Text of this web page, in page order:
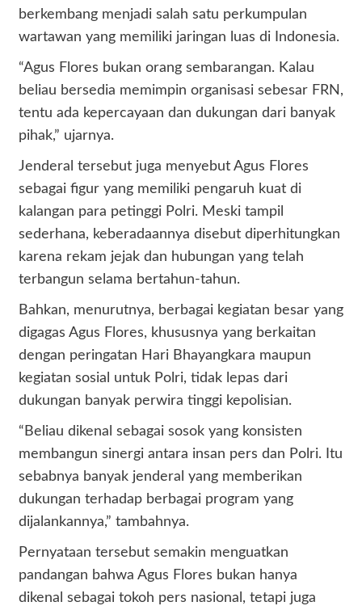
berkembang menjadi salah satu perkumpulan
wartawan yang memiliki jaringan luas di Indonesia.
“Agus Flores bukan orang sembarangan. Kalau
beliau bersedia memimpin organisasi sebesar FRN,
tentu ada kepercayaan dan dukungan dari banyak
pihak,” ujarnya.
Jenderal tersebut juga menyebut Agus Flores
sebagai figur yang memiliki pengaruh kuat di
kalangan para petinggi Polri. Meski tampil
sederhana, keberadaannya disebut diperhitungkan
karena rekam jejak dan hubungan yang telah
terbangun selama bertahun-tahun.
Bahkan, menurutnya, berbagai kegiatan besar yang
digagas Agus Flores, khususnya yang berkaitan
dengan peringatan Hari Bhayangkara maupun
kegiatan sosial untuk Polri, tidak lepas dari
dukungan banyak perwira tinggi kepolisian.
“Beliau dikenal sebagai sosok yang konsisten
membangun sinergi antara insan pers dan Polri. Itu
sebabnya banyak jenderal yang memberikan
dukungan terhadap berbagai program yang
dijalankannya,” tambahnya.
Pernyataan tersebut semakin menguatkan
pandangan bahwa Agus Flores bukan hanya
dikenal sebagai tokoh pers nasional, tetapi juga